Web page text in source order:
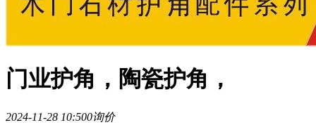
门业护角，陶瓷护角，
2024-11-28 10:500询价